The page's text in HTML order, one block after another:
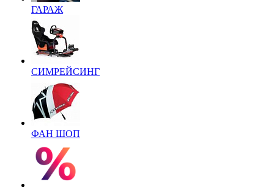
ГАРАЖ
СИМРЕЙСИНГ
ФАН ШОП